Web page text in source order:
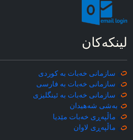
لینکه‌کان
سازمانی خه‌بات به کوردی
سازمانی خه‌بات به فارسی
سازمانی خه‌بات به ئینگلیزی
به‌شی شه‌هیدان
ماڵپه‌ڕی خه‌بات مێدیا
ماڵپه‌ڕی لاوان